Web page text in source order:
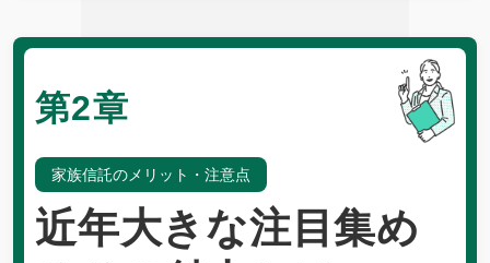
第2章
家族信託のメリット・注意点
近年大きな注目集め